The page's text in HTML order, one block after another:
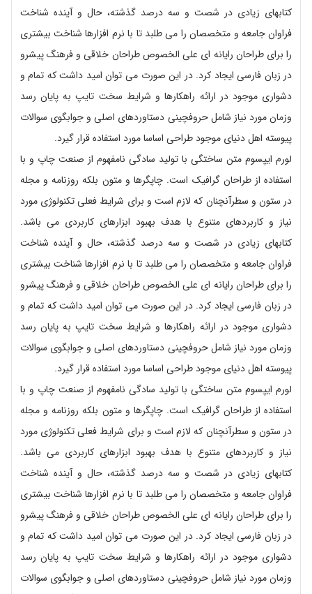
کتابهای زیادی در شصت و سه درصد گذشته، حال و آینده شناخت
فراوان جامعه و متخصصان را می طلبد تا با نرم افزارها شناخت بیشتری
را برای طراحان رایانه ای علی الخصوص طراحان خلاقی و فرهنگ پیشرو
در زبان فارسی ایجاد کرد. در این صورت می توان امید داشت که تمام و
دشواری موجود در ارائه راهکارها و شرایط سخت تایپ به پایان رسد
وزمان مورد نیاز شامل حروفچینی دستاوردهای اصلی و جوابگوی سوالات
پیوسته اهل دنیای موجود طراحی اساسا مورد استفاده قرار گیرد.
لورم ایپسوم متن ساختگی با تولید سادگی نامفهوم از صنعت چاپ و با
استفاده از طراحان گرافیک است. چاپگرها و متون بلکه روزنامه و مجله
در ستون و سطرآنچنان که لازم است و برای شرایط فعلی تکنولوژی مورد
نیاز و کاربردهای متنوع با هدف بهبود ابزارهای کاربردی می باشد.
کتابهای زیادی در شصت و سه درصد گذشته، حال و آینده شناخت
فراوان جامعه و متخصصان را می طلبد تا با نرم افزارها شناخت بیشتری
را برای طراحان رایانه ای علی الخصوص طراحان خلاقی و فرهنگ پیشرو
در زبان فارسی ایجاد کرد. در این صورت می توان امید داشت که تمام و
دشواری موجود در ارائه راهکارها و شرایط سخت تایپ به پایان رسد
وزمان مورد نیاز شامل حروفچینی دستاوردهای اصلی و جوابگوی سوالات
پیوسته اهل دنیای موجود طراحی اساسا مورد استفاده قرار گیرد.
لورم ایپسوم متن ساختگی با تولید سادگی نامفهوم از صنعت چاپ و با
استفاده از طراحان گرافیک است. چاپگرها و متون بلکه روزنامه و مجله
در ستون و سطرآنچنان که لازم است و برای شرایط فعلی تکنولوژی مورد
نیاز و کاربردهای متنوع با هدف بهبود ابزارهای کاربردی می باشد.
کتابهای زیادی در شصت و سه درصد گذشته، حال و آینده شناخت
فراوان جامعه و متخصصان را می طلبد تا با نرم افزارها شناخت بیشتری
را برای طراحان رایانه ای علی الخصوص طراحان خلاقی و فرهنگ پیشرو
در زبان فارسی ایجاد کرد. در این صورت می توان امید داشت که تمام و
دشواری موجود در ارائه راهکارها و شرایط سخت تایپ به پایان رسد
وزمان مورد نیاز شامل حروفچینی دستاوردهای اصلی و جوابگوی سوالات